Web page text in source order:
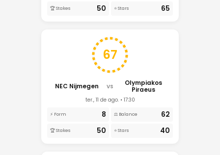
🏆 Stakes 50 ⭐ Stars 65
67
NEC Nijmegen VS
Olympiakos
Piraeus
ter., 11 de ago. • 17:30
⚡ Form 8 ⚖️ Balance 62
🏆 Stakes 50 ⭐ Stars 40